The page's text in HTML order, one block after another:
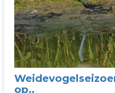
op..